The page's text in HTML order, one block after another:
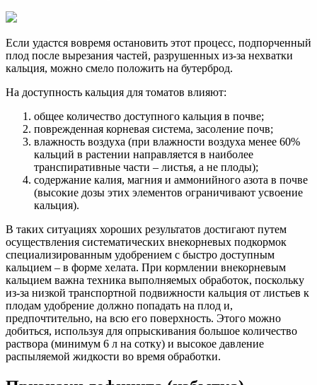
Если удастся вовремя остановить этот процесс, подпорченный
плод после вырезания частей, разрушенных из-за нехватки
кальция, можно смело положить на бутерброд.
На доступность кальция для томатов влияют:
общее количество доступного кальция в почве;
поврежденная корневая система, засоление почв;
влажность воздуха (при влажности воздуха менее 60%
кальций в растении направляется в наиболее
транспиративные части – листья, а не плоды);
содержание калия, магния и аммонийного азота в почве
(высокие дозы этих элементов ограничивают усвоение
кальция).
В таких ситуациях хороших результатов достигают путем
осуществления систематических внекорневых подкормок
специализированным удобрением с быстро доступным
кальцием – в форме хелата. При кормлении внекорневым
кальцием важна техника выполняемых обработок, поскольку
из-за низкой транспортной подвижности кальция от листьев к
плодам удобрение должно попадать на плод и,
предпочтительно, на всю его поверхность. Этого можно
добиться, используя для опрыскивания большое количество
раствора (минимум 6 л на сотку) и высокое давление
распыляемой жидкости во время обработки.